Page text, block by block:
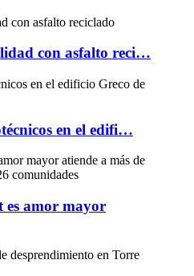
con asfalto reci…
en el edifi…
amor mayor